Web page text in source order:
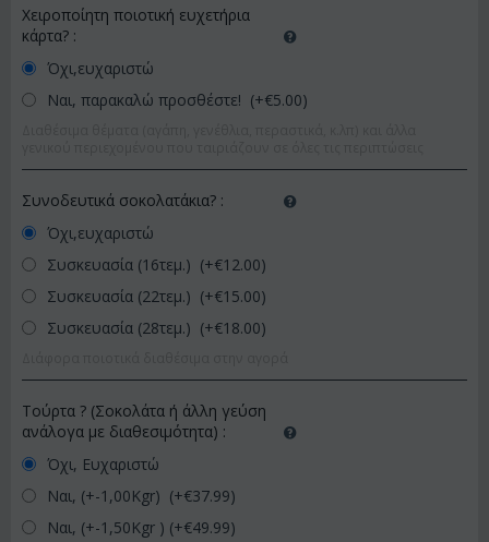
Χειροποίητη ποιοτική ευχετήρια
κάρτα? :
Όχι,ευχαριστώ
Ναι, παρακαλώ προσθέστε! (+€5.00)
Συνοδευτικά σοκολατάκια? :
Όχι,ευχαριστώ
Συσκευασία (16τεμ.) (+€12.00)
Συσκευασία (22τεμ.) (+€15.00)
Συσκευασία (28τεμ.) (+€18.00)
Τούρτα ? (Σοκολάτα ή άλλη γεύση
ανάλογα με διαθεσιμότητα) :
Όχι, Ευχαριστώ
Ναι, (+-1,00Kgr) (+€37.99)
Ναι, (+-1,50Kgr ) (+€49.99)